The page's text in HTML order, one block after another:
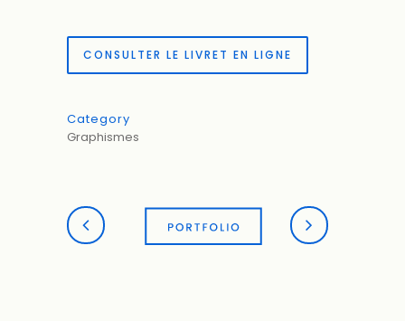
CONSULTER LE LIVRET EN LIGNE
Category
Graphismes